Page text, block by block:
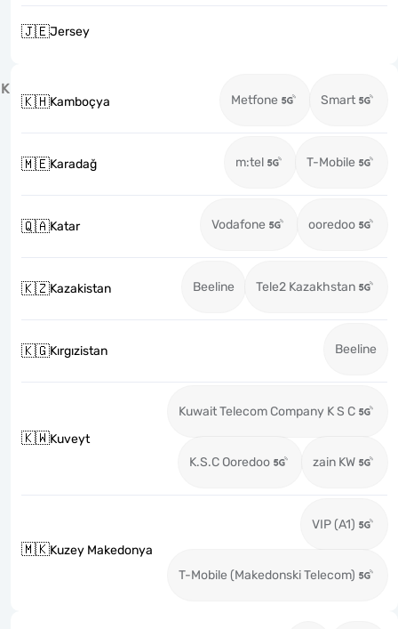
🇯🇪Jersey
K
🇰🇭Kamboçya Metfone Smart
🇲🇪Karadağ m:tel T-Mobile
🇶🇦Katar Vodafone ooredoo
🇰🇿Kazakistan Beeline Tele2 Kazakhstan
🇰🇬Kırgızistan Beeline
🇰🇼Kuveyt
Kuwait Telecom Company K S C
K.S.C Ooredoo zain KW
🇲🇰Kuzey Makedonya
VIP (A1)
T-Mobile (Makedonski Telecom)